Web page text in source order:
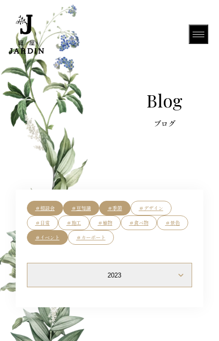
Blog
＃相談会 ＃豆知識 ＃季節 ＃デザイン
＃日常 ＃施工 ＃植物 ＃食べ物 ＃景色
＃イベント ＃カーポート
2023
Flow
Blog